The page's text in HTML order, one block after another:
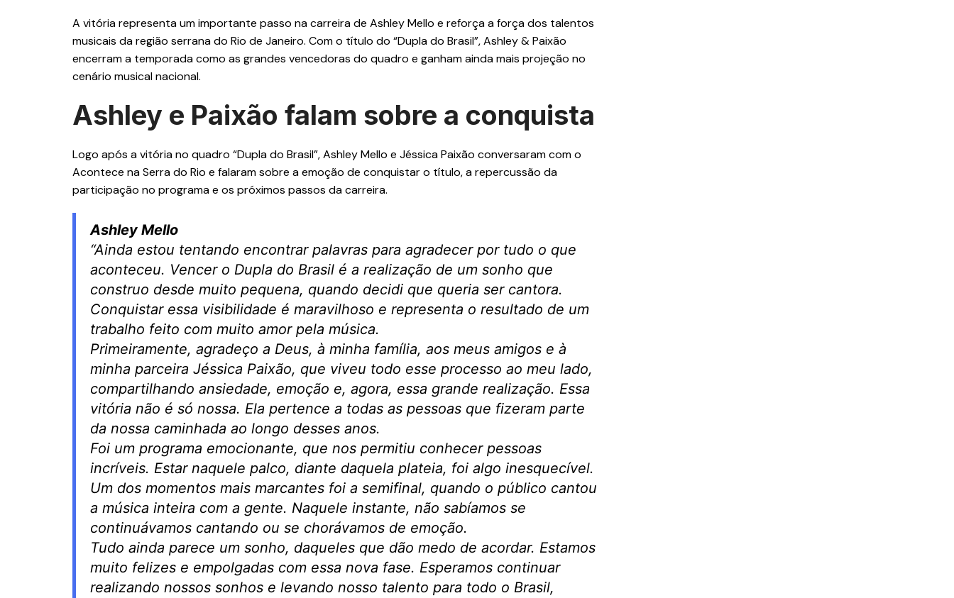
A vitória representa um importante passo na carreira de Ashley Mello e reforça a força dos talentos
musicais da região serrana do Rio de Janeiro. Com o título do “Dupla do Brasil”, Ashley & Paixão
encerram a temporada como as grandes vencedoras do quadro e ganham ainda mais projeção no
cenário musical nacional.
Ashley e Paixão falam sobre a conquista
Logo após a vitória no quadro “Dupla do Brasil”, Ashley Mello e Jéssica Paixão conversaram com o
Acontece na Serra do Rio e falaram sobre a emoção de conquistar o título, a repercussão da
participação no programa e os próximos passos da carreira.
Ashley Mello
“Ainda estou tentando encontrar palavras para agradecer por tudo o que
aconteceu. Vencer o Dupla do Brasil é a realização de um sonho que
construo desde muito pequena, quando decidi que queria ser cantora.
Conquistar essa visibilidade é maravilhoso e representa o resultado de um
trabalho feito com muito amor pela música.
Primeiramente, agradeço a Deus, à minha família, aos meus amigos e à
minha parceira Jéssica Paixão, que viveu todo esse processo ao meu lado,
compartilhando ansiedade, emoção e, agora, essa grande realização. Essa
vitória não é só nossa. Ela pertence a todas as pessoas que fizeram parte
da nossa caminhada ao longo desses anos.
Foi um programa emocionante, que nos permitiu conhecer pessoas
incríveis. Estar naquele palco, diante daquela plateia, foi algo inesquecível.
Um dos momentos mais marcantes foi a semifinal, quando o público cantou
a música inteira com a gente. Naquele instante, não sabíamos se
continuávamos cantando ou se chorávamos de emoção.
Tudo ainda parece um sonho, daqueles que dão medo de acordar. Estamos
muito felizes e empolgadas com essa nova fase. Esperamos continuar
realizando nossos sonhos e levando nosso talento para todo o Brasil,